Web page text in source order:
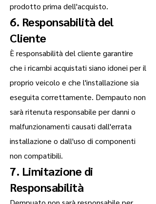
prodotto prima dell'acquisto.
6. Responsabilità del
Cliente
È responsabilità del cliente garantire
che i ricambi acquistati siano idonei per il
proprio veicolo e che l'installazione sia
eseguita correttamente. Dempauto non
sarà ritenuta responsabile per danni o
malfunzionamenti causati dall'errata
installazione o dall'uso di componenti
non compatibili.
7. Limitazione di
Responsabilità